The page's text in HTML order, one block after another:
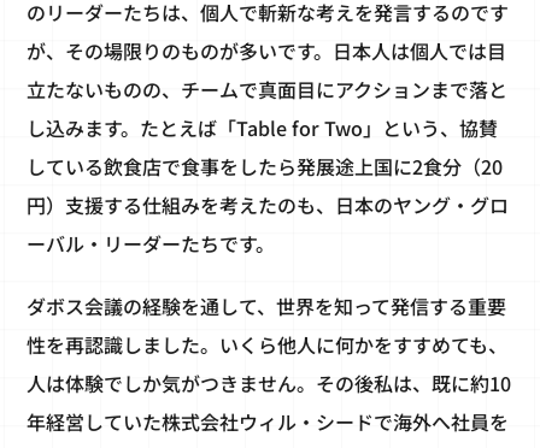
のリーダーたちは、個人で斬新な考えを発言するのです
が、その場限りのものが多いです。日本人は個人では目
立たないものの、チームで真面目にアクションまで落と
し込みます。たとえば「Table for Two」という、協賛
している飲食店で食事をしたら発展途上国に2食分（20
円）支援する仕組みを考えたのも、日本のヤング・グロ
ーバル・リーダーたちです。
ダボス会議の経験を通して、世界を知って発信する重要
性を再認識しました。いくら他人に何かをすすめても、
人は体験でしか気がつきません。その後私は、既に約10
年経営していた株式会社ウィル・シードで海外へ社員を